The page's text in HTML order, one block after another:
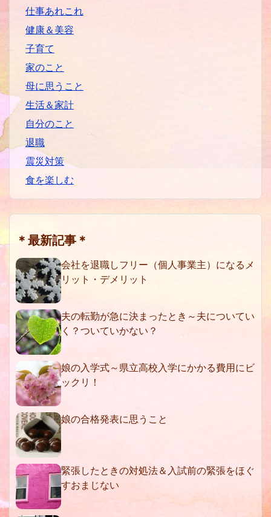
仕事あれこれ
健康＆美容
子育て
家のこと
母に思うこと
生活＆家計
自分のこと
退職
震災対策
食を楽しむ
＊最新記事＊
会社を退職しフリー（個人事業主）になるメ
リット・デメリット
夫の転勤が急に決まったとき～夫についてい
く？ついていかない？
娘の入学式～県立高校入学にかかる費用にビ
ックリ！
娘の合格発表に思うこと
緊張したときの対処法＆入試前の緊張をほぐ
すおまじない